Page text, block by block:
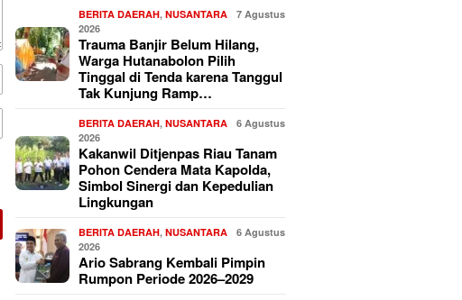
BERITA DAERAH,NUSANTARA
7 Agustus
2026
Trauma Banjir Belum Hilang,
Warga Hutanabolon Pilih
Tinggal di Tenda karena Tanggul
Tak Kunjung Ramp…
BERITA DAERAH,NUSANTARA
6 Agustus
2026
Kakanwil Ditjenpas Riau Tanam
Pohon Cendera Mata Kapolda,
Simbol Sinergi dan Kepedulian
Lingkungan
BERITA DAERAH,NUSANTARA
6 Agustus
2026
Ario Sabrang Kembali Pimpin
Rumpon Periode 2026–2029